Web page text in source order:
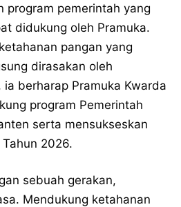
program pemerintah yang
didukung oleh Pramuka.
pangan yang
dirasakan oleh
ia berharap Pramuka Kwarda
program Pemerintah
serta mensukseskan
2026.
sebuah gerakan,
Mendukung ketahanan